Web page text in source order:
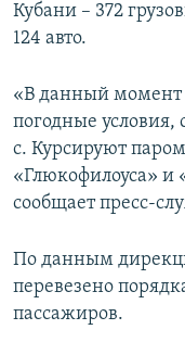
Кубани – 372
124 авто.
«В данный момент
погодные условия,
с. Курсируют
«Глюкофилоуса» и
сообщает пресс-
По данным
перевезено
пассажиров.